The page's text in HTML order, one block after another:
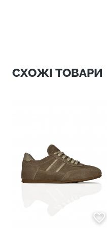
СХОЖІ ТОВАРИ